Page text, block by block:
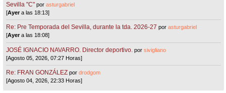
Sevilla "C"porasturgabriel
[Ayera las 18:13]
Re: Pre Temporada del Sevilla, durante la tda. 2026-27 porasturgabriel
[Ayera las 18:08]
JOSÉ IGNACIO NAVARRO. Director deportivo. porsivigliano
[Agosto 05, 2026, 07:27 Horas]
Re: FRAN GONZÁLEZ pordrodgom
[Agosto 04, 2026, 22:33 Horas]